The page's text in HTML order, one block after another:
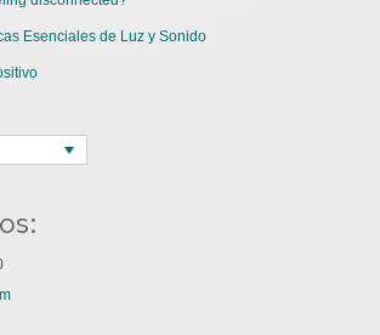
Esenciales de Luz y Sonido